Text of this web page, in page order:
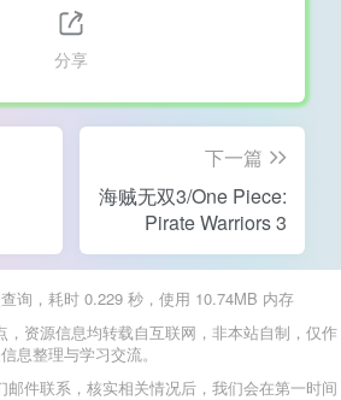
分享
下一篇
海贼无双3/One Piece:
Pirate Warriors 3
询，耗时 0.229 秒，使用 10.74MB 内存
资源信息均转载自互联网，非本站自制，仅作
息整理与学习交流。
件联系，核实相关情况后，我们会在第一时间